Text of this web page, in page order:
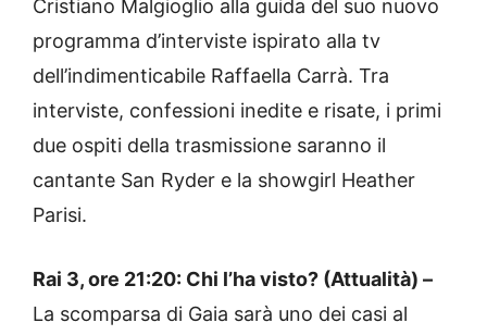
Cristiano Malgioglio alla guida del suo nuovo
programma d’interviste ispirato alla tv
dell’indimenticabile Raffaella Carrà. Tra
interviste, confessioni inedite e risate, i primi
due ospiti della trasmissione saranno il
cantante San Ryder e la showgirl Heather
Parisi.
Rai 3, ore 21:20: Chi l’ha visto? (Attualità) –
La scomparsa di Gaia sarà uno dei casi al